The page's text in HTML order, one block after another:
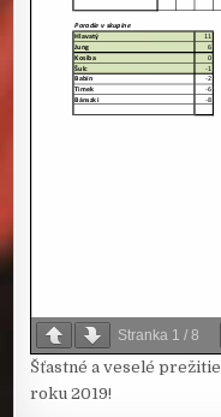
Stranka 1 /8
Šťastné a veselé prežitie
roku 2019!